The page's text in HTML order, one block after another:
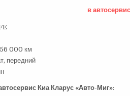
в
000 км
передний
Киа Кларус «Авто-Миг»: